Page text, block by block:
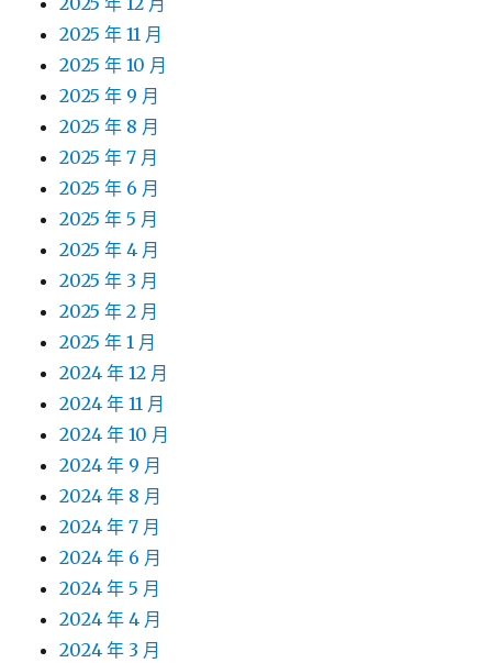
2025 年 11 月
2025 年 10 月
2025 年 9 月
2025 年 8 月
2025 年 7 月
2025 年 6 月
2025 年 5 月
2025 年 4 月
2025 年 3 月
2025 年 2 月
2025 年 1 月
2024 年 12 月
2024 年 11 月
2024 年 10 月
2024 年 9 月
2024 年 8 月
2024 年 7 月
2024 年 6 月
2024 年 5 月
2024 年 4 月
2024 年 3 月